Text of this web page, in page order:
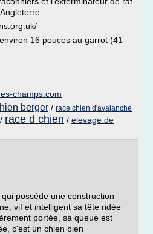
16 pouces au garrot (41
champs.com
berger / race chien d'avalanche
/ race d chien / elevage de
possède une construction
vif et intelligent sa tête ridée
portée, sa queue est
c'est un chien bien